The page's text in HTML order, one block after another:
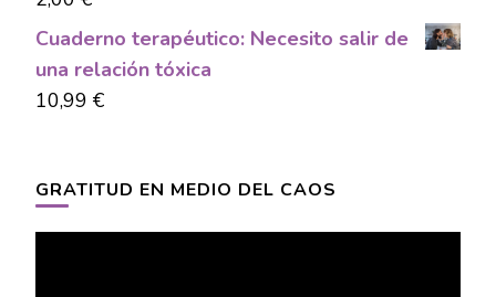
Cuaderno terapéutico: Necesito salir de
una relación tóxica
10,99 €
GRATITUD EN MEDIO DEL CAOS